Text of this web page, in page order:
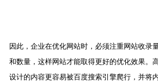
因此，企业在优化网站时，必须注重网站收录
和数量，这样网站才能取得更好的优化效果。
设计的内容更容易被百度搜索引擎爬行，并将